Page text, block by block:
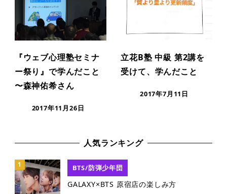
『ウェブ心理塾セミナ
ー祭り』で学んだこと
〜森神佑希さん
2017年11月26日
立花B塾 中級 第2講を
受けて、学んだこと
2017年7月11日
人気ランキング
BTS/防弾少年団
GALAXY×BTS 原宿店の楽しみ方